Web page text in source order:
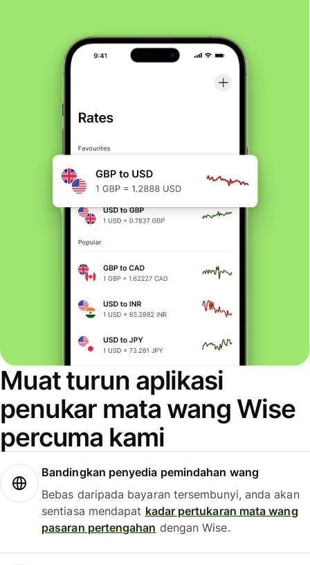
Muat turun aplikasi
penukar mata wang Wise
percuma kami
Bandingkan penyedia pemindahan wang
Bebas daripada bayaran tersembunyi, anda akan
sentiasa mendapat kadar pertukaran mata wang
pasaran pertengahan dengan Wise.